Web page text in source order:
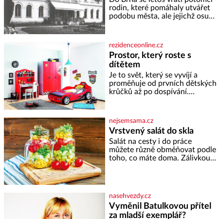
rodin, které pomáhaly utvářet
podobu města, ale jejichž osudy
Placzek, Löw-Beer, Fuhrmann,
Kohn a Stiassni se stanou
jednou z hlavních
dramaturgických linií festivalu
židovské kultury ŠTETL FEST
2026. Některé návraty nejsou
jednoduché. Místa, která si
rezidenceonline.cz
Prostor, který roste s
dítětem
Je to svět, který se vyvíjí a
proměňuje od prvních dětských
krůčků až po dospívání.
soustředění i odpočinek a
reaguje na každou etapu života
a specifické potřeby dítěte. Pro
nejmenší je klíčová
jednoduchost, měkkost a
bezpečí, proto by pokoj
nejsemsama.cz
Vrstvený salát do skla
Salát na cesty i do práce
můžete různě obměňovat podle
toho, co máte doma. Zálivkou
potřebujete: ✿ 1/4 ledového
nebo jiného salátu (římský salát,
polníček…) ✿ 1 malá konzerva
kukuřice ✿ ½ okurky ✿ 2
nasehvezdy.cz
Vyměnil Batulkovou přítel
za mladší exemplář?